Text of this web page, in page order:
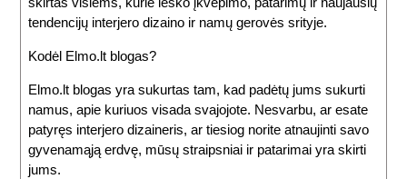
tendencijų interjero dizaino ir namų gerovės srityje.
Kodėl Elmo.lt blogas?
Elmo.lt blogas yra sukurtas tam, kad padėtų jums sukurti
namus, apie kuriuos visada svajojote. Nesvarbu, ar esate
patyręs interjero dizaineris, ar tiesiog norite atnaujinti savo
gyvenamąją erdvę, mūsų straipsniai ir patarimai yra skirti
jums.